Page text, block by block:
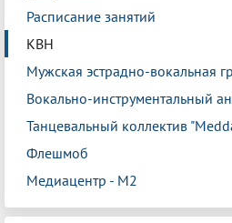
Расписание занятий
КВН
Мужская эстрадно-вокальная
Вокально-инструментальный
Танцевальный коллектив
Флешмоб
Медиацентр - М2